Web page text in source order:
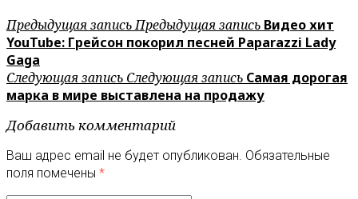
Предыдущая записьПредыдущая запись Видео хит
YouTube: Грейсон покорил песней Paparazzi Lady
Gaga
Следующая запись Следующая запись Самая дорогая
марка в мире выставлена на продажу
Добавить комментарий
Ваш адрес email не будет опубликован. Обязательные
поля помечены *